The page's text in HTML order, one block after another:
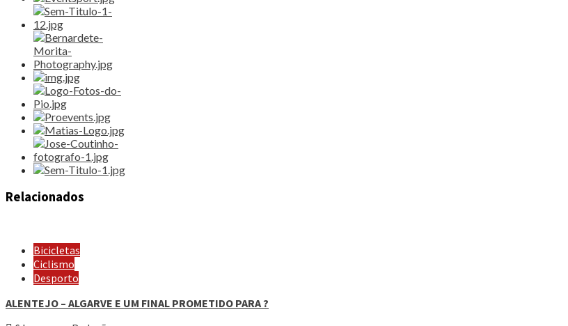
Relacionados
Bicicletas
Ciclismo
Desporto
ALENTEJO – ALGARVE E UM FINAL PROMETIDO PARA ?